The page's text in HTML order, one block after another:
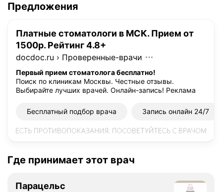
Предложения
Платные стоматологи в МСК. Прием от
1500р. Рейтинг 4.8+
docdoc.ru › Проверенные-врачи
Первый прием стоматолога бесплатно!
Поиск по клиникам Москвы. Честные отзывы.
Выбирайте лучших врачей. Онлайн-запись! Реклама
Бесплатный подбор врача Запись онлайн 24/7
Где принимает этот врач
Парацельс